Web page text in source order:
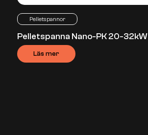
Pelletspannor
Pelletspanna Nano-PK 20-32kW
Läs mer